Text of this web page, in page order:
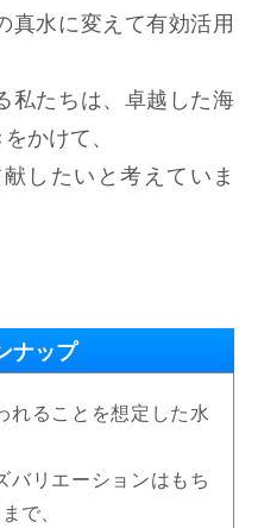
水器
真水に変えて有効活用
私たちは、卓越した海
かけて、
したいと考えていま
ナップ
れることを想定した水
バリエーションはもち
で、